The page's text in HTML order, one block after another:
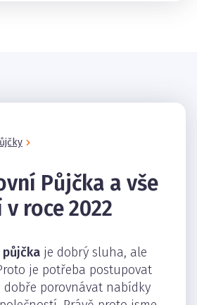
Půjčka a vše
v roce 2022
je dobrý sluha, ale
je potřeba postupovat
dobře porovnávat nabídky